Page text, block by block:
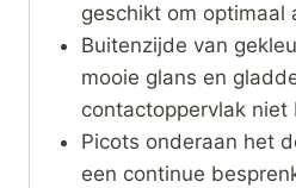
geschikt om optimaal
Buitenzijde van
mooie glans en
contactoppervlak niet
Picots onderaan het
een continue